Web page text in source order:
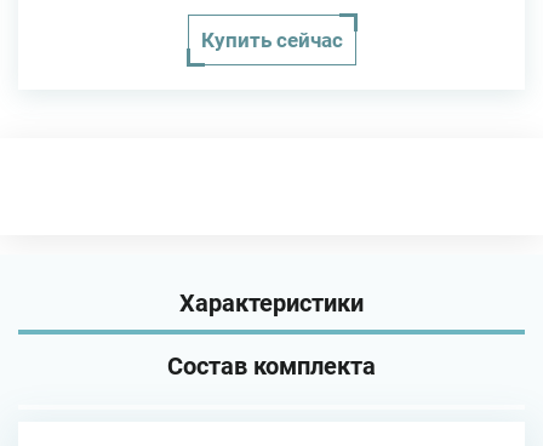
Купить сейчас
Характеристики
Состав комплекта